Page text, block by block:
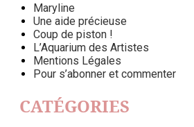
Maryline
Une aide précieuse
Coup de piston !
L’Aquarium des Artistes
Mentions Légales
Pour s’abonner et commenter
CATÉGORIES